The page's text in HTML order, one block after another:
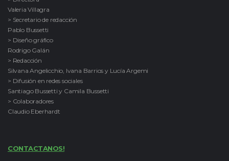
Valeria Villagra
> Secretario de redacción
Pablo Bussetti
> Diseño gráfico
Rodrigo Galán
> Redacción
Silvana Angelicchio, Ivana Barrios y Lucía Argemi
> Difusión en redes sociales
Santiago Bussetti y Camila Bussetti
> Colaboradores
Claudio Eberhardt
CONTACTANOS!